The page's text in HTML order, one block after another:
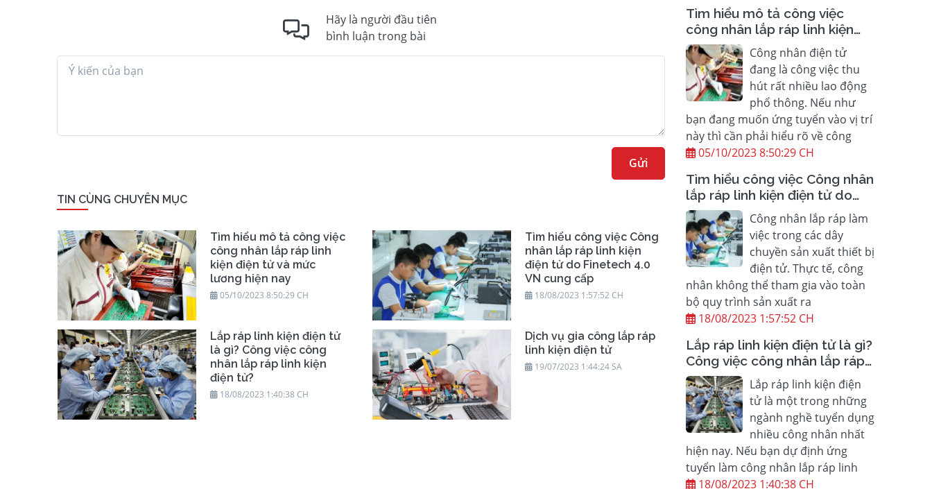
Hãy là người đầu tiên
bình luận trong bài
Gửi
TIN CÙNG CHUYÊN MỤC
Tìm hiểu mô tả công việc
công nhân lắp ráp linh
kiện điện tử và mức
lương hiện nay
05/10/2023 8:50:29 CH
Tìm hiểu công việc Công
nhân lắp ráp linh kiện
điện tử do Finetech 4.0
VN cung cấp
18/08/2023 1:57:52 CH
Lắp ráp linh kiện điện tử
là gì? Công việc công
nhân lắp ráp linh kiện
điện tử?
18/08/2023 1:40:38 CH
Dịch vụ gia công lắp ráp
linh kiện điện tử
19/07/2023 1:44:24 SA
Tìm hiểu mô tả công việc
công nhân lắp ráp linh kiện
điện tử và mức lương hiện
nay
Công nhân điện tử
đang là công việc thu
hút rất nhiều lao động
phổ thông. Nếu như
bạn đang muốn ứng tuyển vào vị trí
này thì cần phải hiểu rõ về công
05/10/2023 8:50:29 CH
Tìm hiểu công việc Công nhân
lắp ráp linh kiện điện tử do
Finetech 4.0 VN cung cấp
Công nhân lắp ráp làm
việc trong các dây
chuyền sản xuất thiết bị
điện tử. Thực tế, công
nhân không thể tham gia vào toàn
bộ quy trình sản xuất ra
18/08/2023 1:57:52 CH
Lắp ráp linh kiện điện tử là gì?
Công việc công nhân lắp ráp
linh kiện điện tử?
Lắp ráp linh kiện điện
tử là một trong những
ngành nghề tuyển dụng
nhiều công nhân nhất
hiện nay. Nếu bạn dự định ứng
tuyển làm công nhân lắp ráp linh
18/08/2023 1:40:38 CH